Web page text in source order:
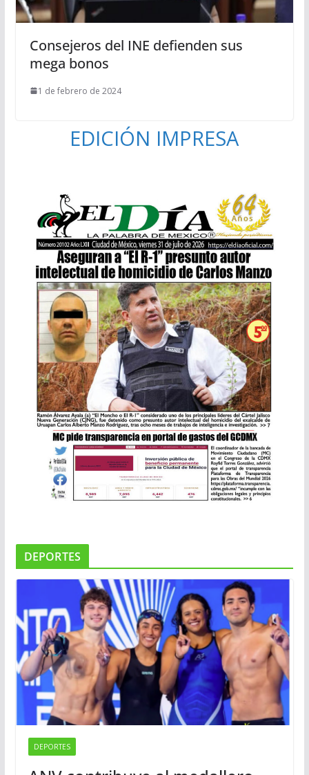
Consejeros del INE defienden sus
mega bonos
1 de febrero de 2024
EDICIÓN IMPRESA
DEPORTES
DEPORTES